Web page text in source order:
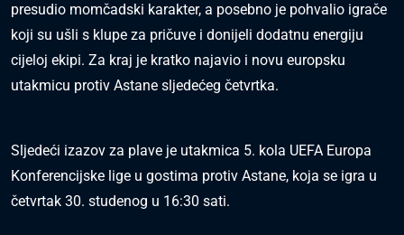
presudio momčadski karakter, a posebno je pohvalio igrače
koji su ušli s klupe za pričuve i donijeli dodatnu energiju
cijeloj ekipi. Za kraj je kratko najavio i novu europsku
utakmicu protiv Astane sljedećeg četvrtka.
Sljedeći izazov za plave je utakmica 5. kola UEFA Europa
Konferencijske lige u gostima protiv Astane, koja se igra u
četvrtak 30. studenog u 16:30 sati.